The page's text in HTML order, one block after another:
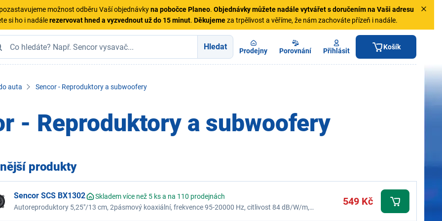
možnost odběru Vaší objednávkyna pobočce Planeo. Objednávkymůžete nadále vytvářet s doručením na Vaši adresu
si ho i nadálerezervovat hned a vyzvednout už do 15 minut. Děkujemeza trpělivost a věříme, že nám zachováte přízeň i nadále.
Hledat Prodejny Porovnání Přihlásit Košík
auta Sencor - Reproduktory a subwoofery
- Reproduktory a subwoofery
produkty
Sencor SCS BX1302
Skladem více než 5 ks a na 110 prodejnách
Autoreproduktory 5,25"/13 cm, 2pásmový koaxiální, frekvence 95-20000 Hz, citlivost 84 dB/W/m,
549 Kč